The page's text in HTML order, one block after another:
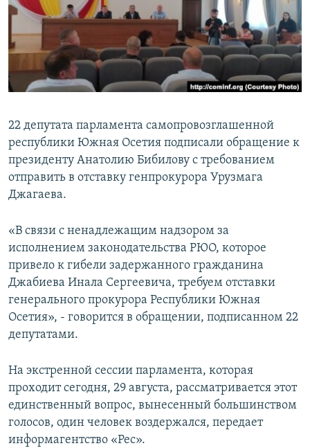
СПОРТ
МИР
БЛОГИ
ГОЛОСА
ЧИТАЕМ ПРЕССУ
АРХИВ РАДИОПРОГРАММЫ
Все сайты РСЕ/РС
22 депутата парламента самопровозглашенной
республики Южная Осетия подписали обращение к
президенту Анатолию Бибилову с требованием
отправить в отставку генпрокурора Урузмага
Джагаева.
«В связи с ненадлежащим надзором за
исполнением законодательства РЮО, которое
привело к гибели задержанного гражданина
Джабиева Инала Сергеевича, требуем отставки
генерального прокурора Республики Южная
Осетия», - говорится в обращении, подписанном 22
депутатами.
На экстренной сессии парламента, которая
проходит сегодня, 29 августа, рассматривается этот
единственный вопрос, вынесенный большинством
голосов, один человек воздержался, передает
информагентство «Рес».